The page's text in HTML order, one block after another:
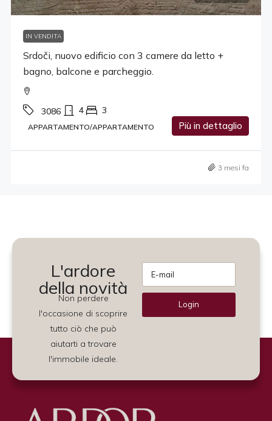
IN VENDITA
Srdoči, nuovo edificio con 3 camere da letto +
bagno, balcone e parcheggio.
3086 4 3
APPARTAMENTO/APPARTAMENTO Più in dettaglio
3 mesi fa
L'ardore
della novità
Non perdere
l'occasione di scoprire
tutto ciò che può
aiutarti a trovare
l'immobile ideale.
Login